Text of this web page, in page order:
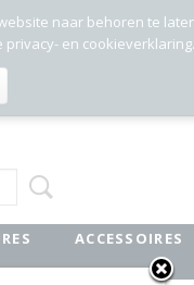
ACCESSOIRES
naar behoren te
en cookieverklaring.